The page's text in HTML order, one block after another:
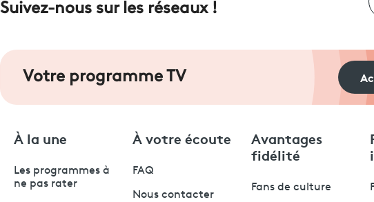
Suivez-nous sur les réseaux !
Votre programme TV
À la une
Les programmes à
ne pas rater
À votre écoute
FAQ
Nous contacter
Avantages
fidélité
Fans de culture